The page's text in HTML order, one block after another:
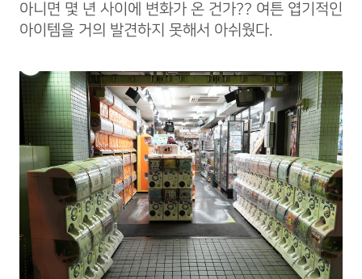
아니면 몇 년 사이에 변화가 온 건가?? 여튼 엽기적인
아이템을 거의 발견하지 못해서 아쉬웠다.